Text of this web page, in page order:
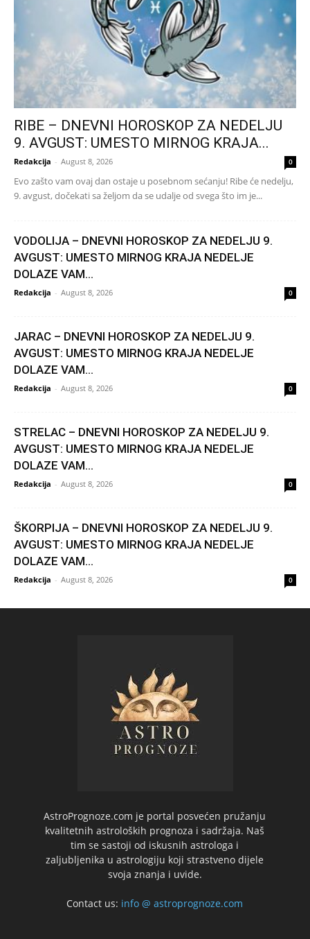
RIBE – DNEVNI HOROSKOP ZA NEDELJU
9. AVGUST: UMESTO MIRNOG KRAJA...
Redakcija - August 8, 2026 0
Evo zašto vam ovaj dan ostaje u posebnom sećanju! Ribe će nedelju,
9. avgust, dočekati sa željom da se udalje od svega što im je...
VODOLIJA – DNEVNI HOROSKOP ZA NEDELJU 9.
AVGUST: UMESTO MIRNOG KRAJA NEDELJE
DOLAZE VAM...
Redakcija - August 8, 2026 0
JARAC – DNEVNI HOROSKOP ZA NEDELJU 9.
AVGUST: UMESTO MIRNOG KRAJA NEDELJE
DOLAZE VAM...
Redakcija - August 8, 2026 0
STRELAC – DNEVNI HOROSKOP ZA NEDELJU 9.
AVGUST: UMESTO MIRNOG KRAJA NEDELJE
DOLAZE VAM...
Redakcija - August 8, 2026 0
ŠKORPIJA – DNEVNI HOROSKOP ZA NEDELJU 9.
AVGUST: UMESTO MIRNOG KRAJA NEDELJE
DOLAZE VAM...
Redakcija - August 8, 2026 0
AstroPrognoze.com je portal posvećen pružanju
kvalitetnih astroloških prognoza i sadržaja. Naš
tim se sastoji od iskusnih astrologa i
zaljubljenika u astrologiju koji strastveno dijele
svoja znanja i uvide.
Contact us: info @ astroprognoze.com